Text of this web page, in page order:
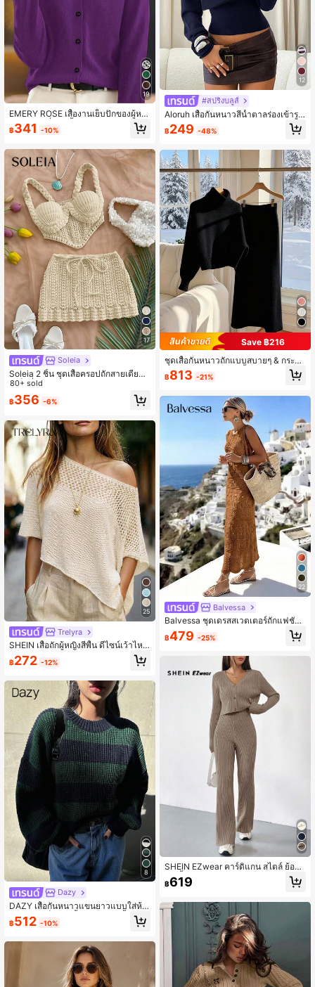
19
EMERY ROSE เสื้องานเย็บปักของผู้หญิ
งแบบเชิงเดี่ยว สีพื้นเรียบง่าย, แขนยาว,
ใช้ในฤดูใบไม้ร่วง/ฤดูหนาว
฿341 -10%
17
Soleia
Soleia 2 ชิ้น ชุดเสื้อครอปถักสายเดี่ยวสุ
ดเซ็กซี่สำหรับวันหยุดและกระโปรงเอว
ต่ำ, เหมาะสำหรับเทศกาลดนตรี, โบฮีเมี
ยน, วันหยุด, ออกเดท, ชายามบ่าย
80+ sold
฿356 -6%
25
Trelyra
SHEIN เสื้อถักผู้หญิงสีพื้น ดีไซน์เว้าไหล่
ไม่สมมาตร ลำลอง ใส่ได้หลากหลาย สำ
หรับใส่ประจำวัน
฿272 -12%
8
Dazy
DAZY เสื้อกันหนาวแขนยาวแบบใส่ห้อ
ยไหล่ ผ้าบล็อกสี, เสื้อแขนยาว, เสื้อผ้า
สำหรับผู้หญิงฤดูใบไม้ร่วง
฿512 -10%
12
#สปริงบลูส์
Aloruh เสื้อกันหนาวสีน้ำตาลร่องเข้ารูป
แขนยาวเปิดไหล่ไม่สมมาตรสำหรับผู้ห
ญิง, ฤดูใบไม้ร่วง, เสื้อผ้าฤดูใบไม้ร่วงสำ
฿249 -48%
Save ฿216
ชุดเสื้อกันหนาวถักแบบสบายๆ & กระโป
รงยาวสำหรับผู้หญิง, เสื้อกันหนาวคอสูง
แบบสวม และกระโปรงยาวสีพื้น, ฤดูใบไ
฿813 -21%
22
Balvessa
Balvessa ชุดเดรสสเวตเตอร์ถักแฟชั่นยุ
โรปและอเมริกาใหม่ สำหรับวันหยุดพัก
ผ่อน ลำลอง สีผสม หรูหรา อเนกประสงค์
฿479 -25%
SHEIN EZwear คาร์ดิแกน สไตล์ ย้อนยุ
ค สีน้ำตาล ผ้าริบถัก & กางเกงถัก
฿619